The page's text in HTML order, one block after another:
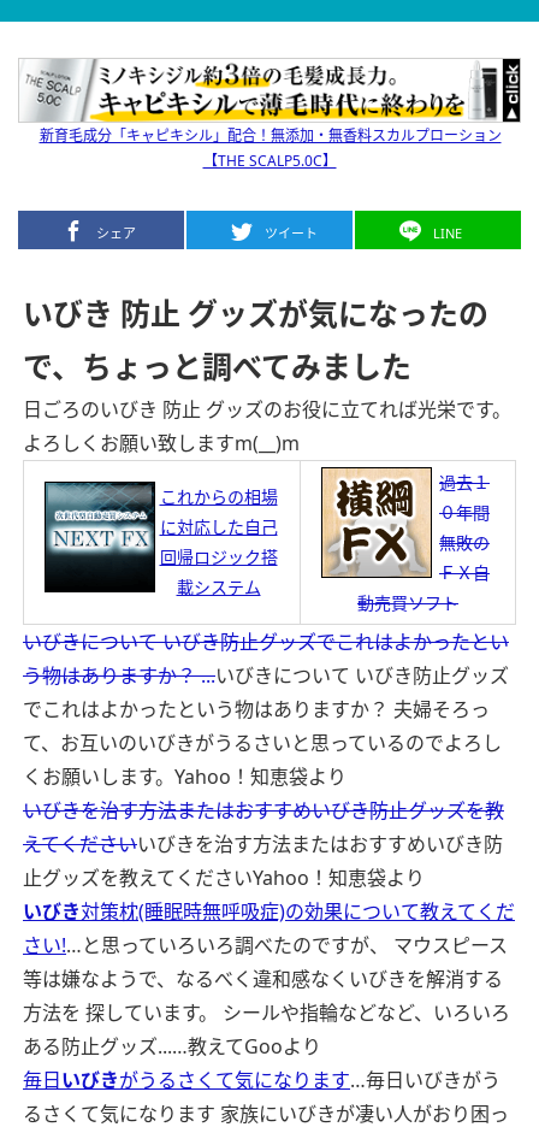
新育毛成分「キャピキシル」配合！無添加・無香料スカルプローション
【THE SCALP5.0C】
シェア ツイート LINE
いびき 防止 グッズが気になったの
で、ちょっと調べてみました
日ごろのいびき 防止 グッズのお役に立てれば光栄です。
よろしくお願い致しますm(__)m
これからの相場
に対応した自己
回帰ロジック搭
載システム
過去１
０年間
無敗の
ＦＸ自
動売買ソフト
いびきについて いびき防止グッズでこれはよかったとい
う物はありますか？ ...いびきについて いびき防止グッズ
でこれはよかったという物はありますか？ 夫婦そろっ
て、お互いのいびきがうるさいと思っているのでよろし
くお願いします。 Yahoo！知恵袋より
いびきを治す方法またはおすすめいびき防止グッズを教
えてくださいいびきを治す方法またはおすすめいびき防
止グッズを教えてくださいYahoo！知恵袋より
いびき対策枕(睡眠時無呼吸症)の効果について教えてくだ
さい!…と思っていろいろ調べたのですが、 マウスピース
等は嫌なようで、なるべく違和感なくいびきを解消する
方法を 探しています。 シールや指輪などなど、いろいろ
ある防止グッズ...…教えてGooより
毎日いびきがうるさくて気になります…毎日いびきがう
るさくて気になります 家族にいびきが凄い人がおり困っ